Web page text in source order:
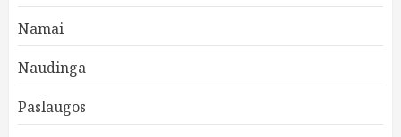
Namai
Naudinga
Paslaugos